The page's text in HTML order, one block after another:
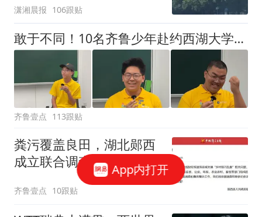
了
潇湘晨报 106跟贴
敢于不同！10名齐鲁少年赴约西湖大学！他们是谁？为何而选？
齐鲁壹点 113跟贴
粪污覆盖良田，湖北郧西
成立联合调查组
齐鲁壹点 10跟贴
App内打开